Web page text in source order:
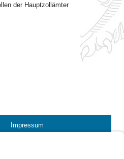
der Hauptzollämter
Impressum